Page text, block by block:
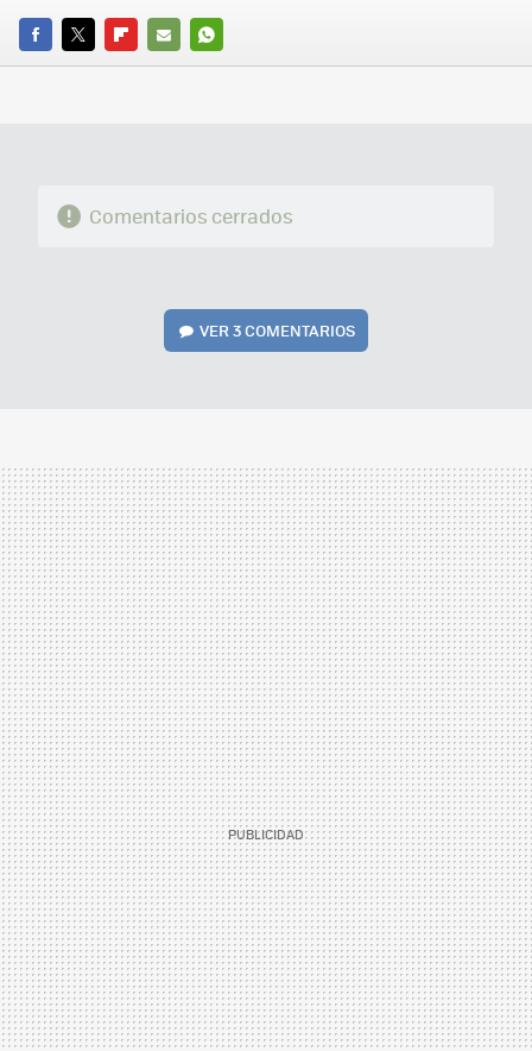
FACEBOOK
TWITTERFLIPBOARD
E-
WHATSAPP
Comentarios cerrados
VER3 COMENTARIOS